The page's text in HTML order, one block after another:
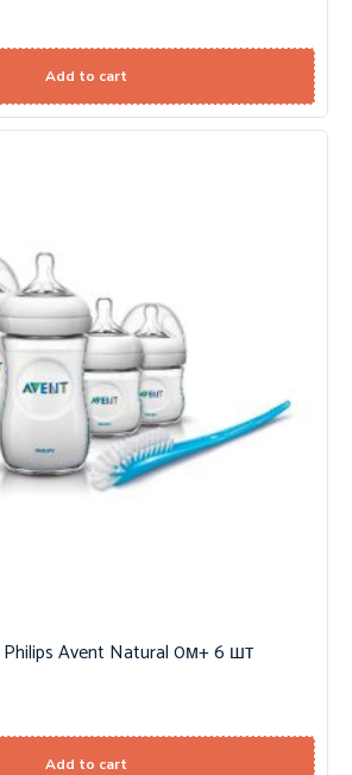
Add to cart
Avent Natural 0м+ 6 шт
Add to cart